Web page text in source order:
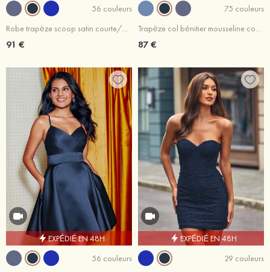
56 couleurs
Robe trapèze scoop satin courte/mini robe de fête de la rentrée
91 €
75 couleurs
Trapèze col bénitier mousseline courte/mini robe de fête de la rentrée
87 €
EXPÉDIÉ EN 48H
56 couleurs
EXPÉDIÉ EN 48H
29 couleurs